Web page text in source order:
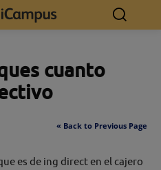
tarda en ser efectivo
cuanto
« Back to Previous Page
es de ing direct en el cajero